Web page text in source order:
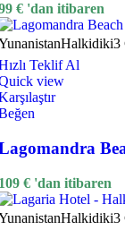
€ 'dan itibaren
Halkidiki3
Teklif Al
view
€ 'dan itibaren
Halkidiki3